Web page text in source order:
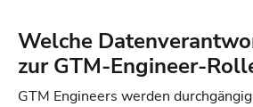
Welche
zur GTM-Engineer-
GTM Engineers werden